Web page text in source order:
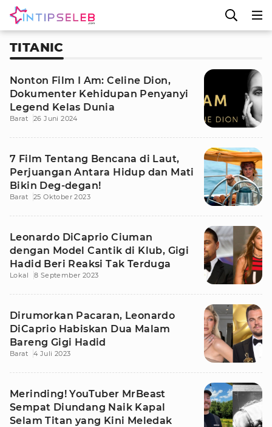
TITANIC
Nonton Film I Am: Celine Dion,
Dokumenter Kehidupan Penyanyi
Legend Kelas Dunia
Barat 26 Juni 2024
7 Film Tentang Bencana di Laut,
Perjuangan Antara Hidup dan Mati
Bikin Deg-degan!
Barat 25 Oktober 2023
Leonardo DiCaprio Ciuman
dengan Model Cantik di Klub, Gigi
Hadid Beri Reaksi Tak Terduga
Lokal 8 September 2023
Dirumorkan Pacaran, Leonardo
DiCaprio Habiskan Dua Malam
Bareng Gigi Hadid
Barat 4 Juli 2023
Merinding! YouTuber MrBeast
Sempat Diundang Naik Kapal
Selam Titan yang Kini Meledak